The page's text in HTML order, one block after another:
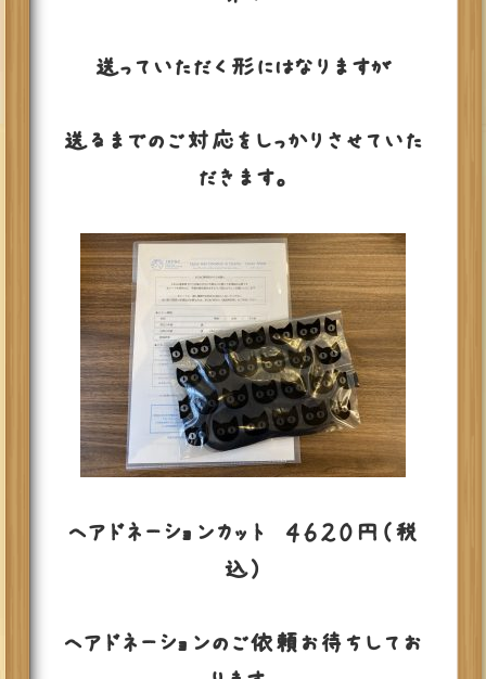
送っていただく形にはなりますが
送るまでのご対応をしっかりさせていた
だきます。
ヘアドネーションカット ４６２０円（税
込）
ヘアドネーションのご依頼お待ちしてお